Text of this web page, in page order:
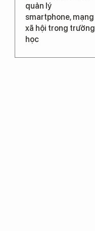
quản lý
smartphone, mạng
xã hội trong trường
học